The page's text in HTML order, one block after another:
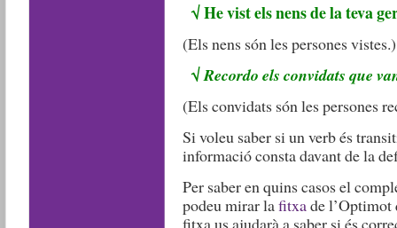
√He vist els nens de la teva
(Els nens són les persones vistes.)
√Recordo els convidats que
(Els convidats són les persones
Si voleu saber si un verb és
informació consta davant de la
Per saber en quins casos el
podeu mirar lafitxade l’Optimot
fitxa us ajudarà a saber si és